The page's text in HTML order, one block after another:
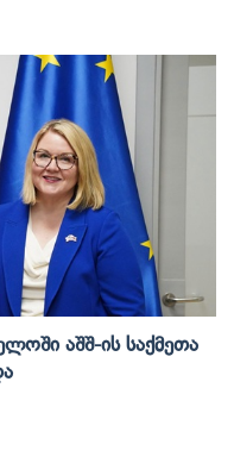
Აშშ-Ის Საქმეთა